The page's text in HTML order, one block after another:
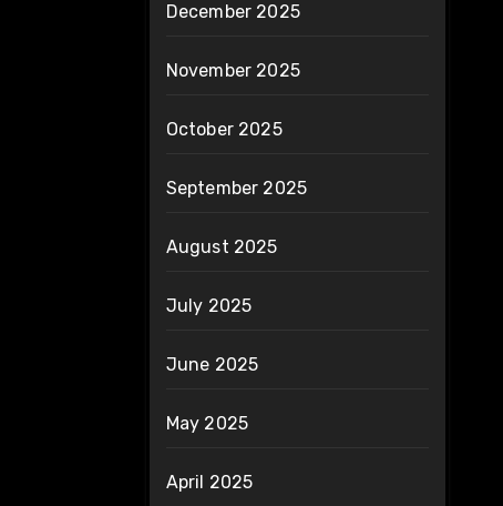
December 2025
November 2025
October 2025
September 2025
August 2025
July 2025
June 2025
May 2025
April 2025